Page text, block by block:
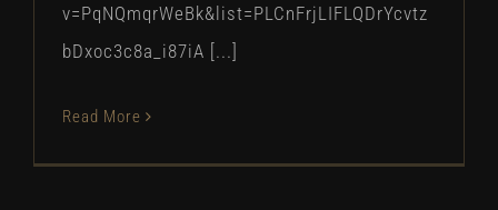
v=PqNQmqrWeBk&list=PLCnFrjLIFLQDrYcvtz
bDxoc3c8a_i87iA [...]
Read More